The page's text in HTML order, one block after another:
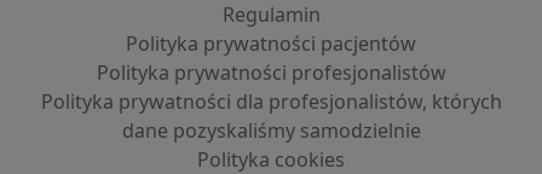
Regulamin
Polityka prywatności pacjentów
Polityka prywatności profesjonalistów
Polityka prywatności dla profesjonalistów, których
dane pozyskaliśmy samodzielnie
Polityka cookies